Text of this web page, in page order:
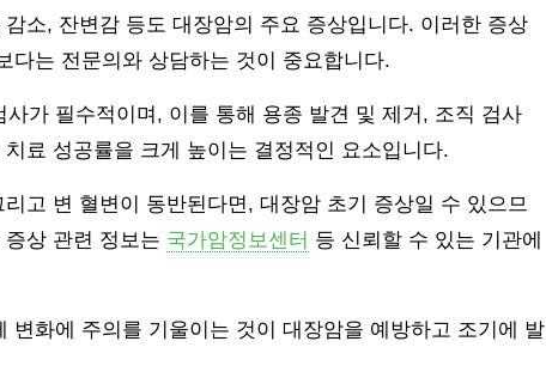
소, 잔변감 등도 대장암의 주요 증상입니다. 이러한 증상
다는 전문의와 상담하는 것이 중요합니다.
가 필수적이며, 이를 통해 용종 발견 및 제거, 조직 검사
료 성공률을 크게 높이는 결정적인 요소입니다.
고 변 혈변이 동반된다면, 대장암 초기 증상일 수 있으므
상 관련 정보는 국가암정보센터 등 신뢰할 수 있는 기관에
변화에 주의를 기울이는 것이 대장암을 예방하고 조기에 발